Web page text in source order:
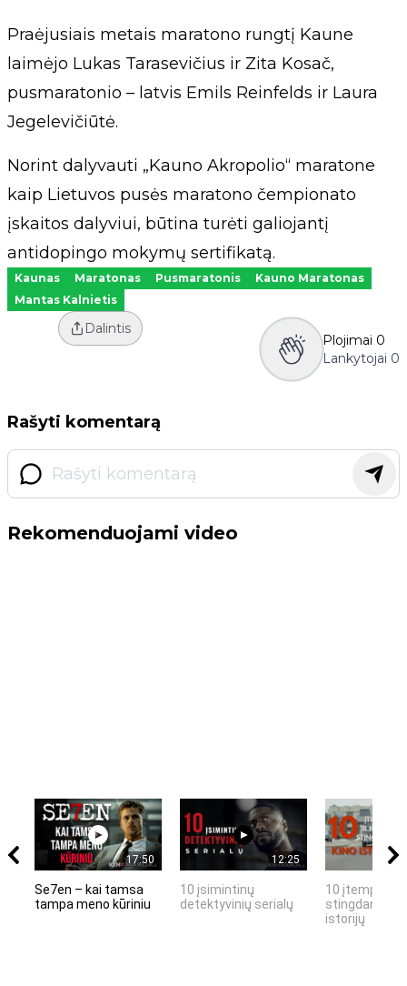
Praėjusiais metais maratono rungtį Kaune
laimėjo Lukas Tarasevičius ir Zita Kosač,
pusmaratonio – latvis Emils Reinfelds ir Laura
Jegelevičiūtė.
Norint dalyvauti „Kauno Akropolio“ maratone
kaip Lietuvos pusės maratono čempionato
įskaitos dalyviui, būtina turėti galiojantį
antidopingo mokymų sertifikatą.
Kaunas Maratonas Pusmaratonis
Kauno Maratonas
Mantas Kalnietis
Dalintis
Plojimai 0
Lankytojai 0
Rašyti komentarą
Rekomenduojami video
17:50
Se7en – kai tamsa
tampa meno kūriniu
12:25
10 įsimintinų
detektyvinių serialų
10 įtemptų,
stingdančių
istorijų